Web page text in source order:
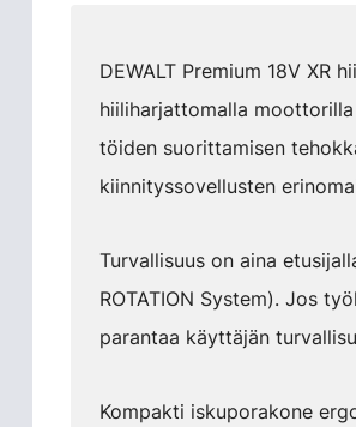
DEWALT Premium 18V XR
hiiliharjattomalla
töiden suorittamisen
kiinnityssovellusten
Turvallisuus on aina
ROTATION System). Jos
parantaa käyttäjän
Kompakti iskuporakone